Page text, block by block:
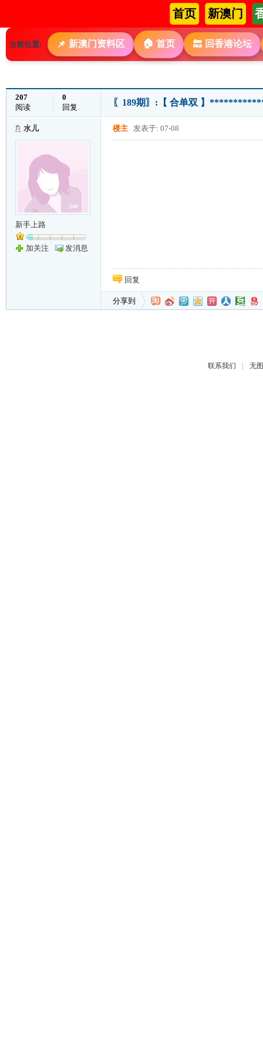
首页 新澳门
当前位置: 📌 新澳门资料区 🏠 首页 🔙 回香港论坛
207
阅读
0
回复
〖189期〗:【 合单双 】
水儿
新手上路
加关注 发消息
楼主 发表于: 07-08
回复
分享到
联系我们 | 无